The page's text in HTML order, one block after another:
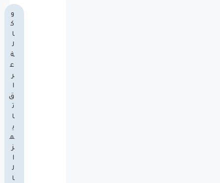
و
ك
ا
ل
ة
ع
ر
ا
ق
ت
ا
ي
م
ز
ا
ل
ا